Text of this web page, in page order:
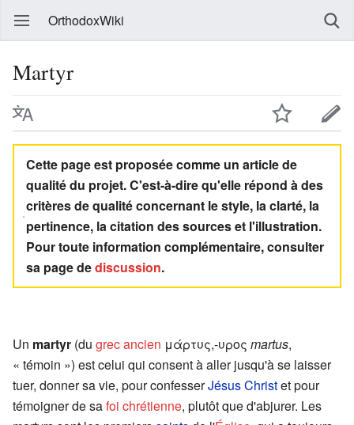
OrthodoxWiki
Martyr
Cette page est proposée comme un article de
qualité du projet. C'est-à-dire qu'elle répond à des
critères de qualité concernant le style, la clarté, la
pertinence, la citation des sources et l'illustration.
Pour toute information complémentaire, consulter
sa page dediscussion.
Un martyr (du grec ancien μάρτυς,-υρος martus,
« témoin ») est celui qui consent à aller jusqu'à se laisser
tuer, donner sa vie, pour confesserJésus Christet pour
témoigner de safoi chrétienne, plutôt que d'abjurer. Les